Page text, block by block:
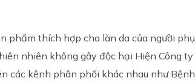
phẩm thích hợp cho làn da của người phụ
nhiên không gây độc hại Hiện Công ty
các kênh phân phối khác nhau như Bệnh